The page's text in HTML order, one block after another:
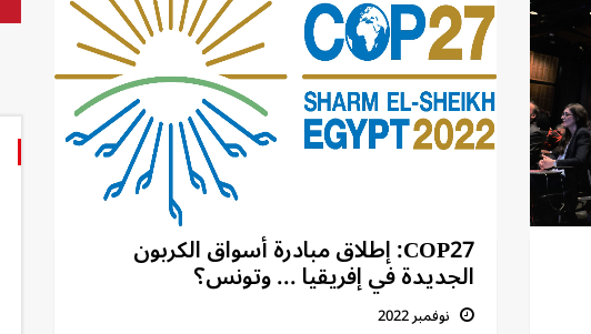
COP27: إطلاق مبادرة أسواق الكربون
الجديدة في إفريقيا ... وتونس؟
نوفمبر 2022